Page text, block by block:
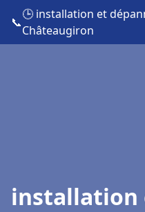
📞
🕒 installation et
Châteaugiron
installation